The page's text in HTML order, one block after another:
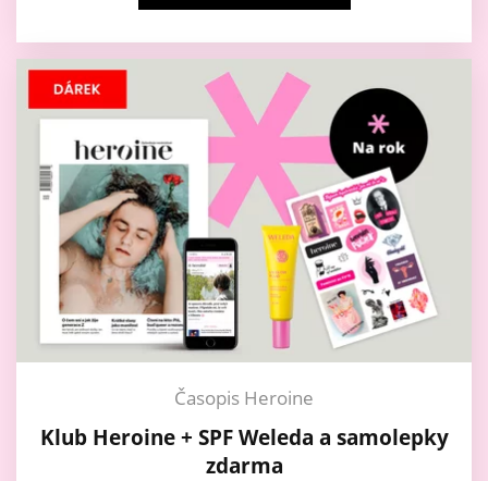
Časopis Heroine
Klub Heroine + SPF Weleda a samolepky
zdarma